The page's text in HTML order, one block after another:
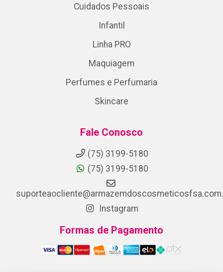
Cuidados Pessoais
Infantil
Linha PRO
Maquiagem
Perfumes e Perfumaria
Skincare
Fale Conosco
(75) 3199-5180
(75) 3199-5180
Instagram
Formas de Pagamento